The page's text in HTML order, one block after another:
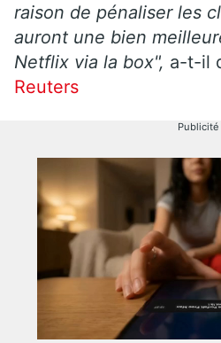
raison de pénaliser les
auront une bien
Netflix via la box", a-t-il
Reuters
Publicité